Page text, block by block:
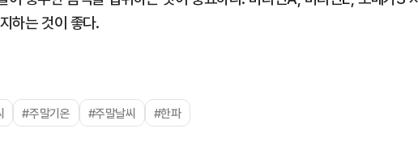
하는 것이 좋다.
#주말기온 #주말날씨 #한파